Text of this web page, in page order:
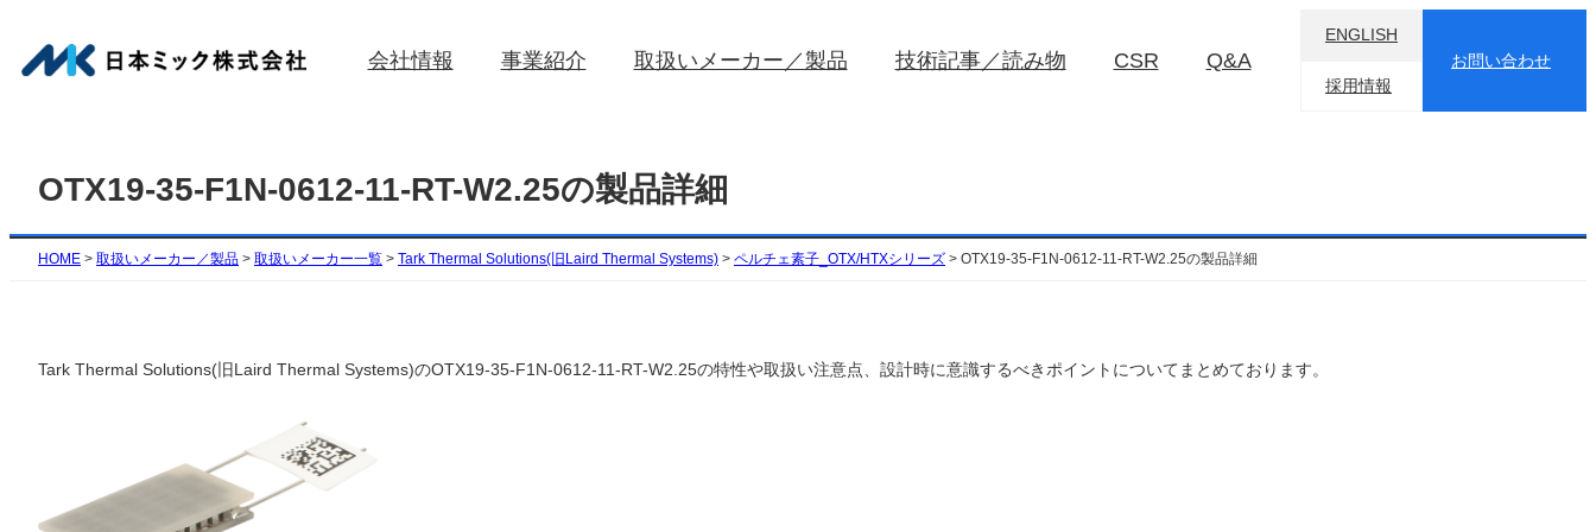
を
会社情報 事業紹介 取扱いメーカー／製品 技術記事／読み物 CSR Q&A
ENGLISH
採用情報
お問い合わせ
OTX19-35-F1N-0612-11-RT-W2.25の製品詳細
HOME > 取扱いメーカー／製品 > 取扱いメーカー一覧 > Tark Thermal Solutions(旧Laird Thermal Systems) > ペルチェ素子_OTX/HTXシリーズ > OTX19-35-F1N-0612-11-RT-W2.25の製品詳細
Tark Thermal Solutions(旧Laird Thermal Systems)のOTX19-35-F1N-0612-11-RT-W2.25の特性や取扱い注意点、設計時に意識するべきポイントについてまとめております。